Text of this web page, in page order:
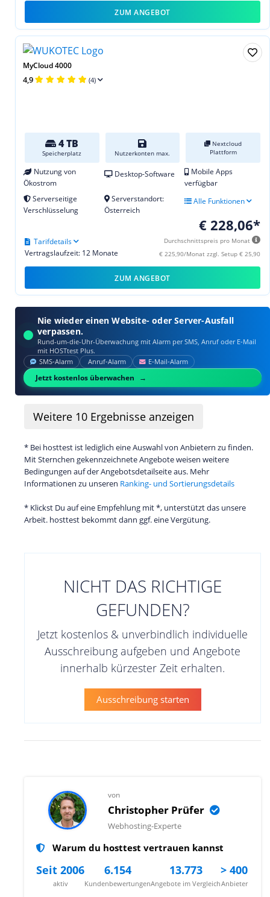
ZUM ANGEBOT
MyCloud 4000
4,9 (4)
4 TB
Speicherplatz Nutzerkonten max.
Nextcloud
Plattform
Nutzung von
Ökostrom
Desktop-Software
Mobile Apps
verfügbar
Serverseitige
Verschlüsselung
Serverstandort:
Österreich
Alle Funktionen
€ 228,06*
Durchschnittspreis pro Monat
€ 225,90/Monat zzgl. Setup € 25,90
Vertragslaufzeit: 12 Monate
Tarifdetails
ZUM ANGEBOT
Nie wieder einen Website- oder Server-Ausfall
verpassen.
Rund-um-die-Uhr-Überwachung mit Alarm per SMS, Anruf oder E‑Mail
mit HOSTtest Plus.
SMS‑Alarm Anruf‑Alarm E‑Mail‑Alarm
Jetzt kostenlos überwachen
Weitere 10 Ergebnisse anzeigen
* Bei hosttest ist lediglich eine Auswahl von Anbietern zu finden.
Mit Sternchen gekennzeichnete Angebote weisen weitere
Bedingungen auf der Angebotsdetailseite aus. Mehr
Informationen zu unseren Ranking- und Sortierungsdetails
* Klickst Du auf eine Empfehlung mit *, unterstützt das unsere
Arbeit. hosttest bekommt dann ggf. eine Vergütung.
NICHT DAS RICHTIGE
GEFUNDEN?
Jetzt kostenlos & unverbindlich individuelle
Ausschreibung aufgeben und Angebote
innerhalb kürzester Zeit erhalten.
Ausschreibung starten
von
Christopher Prüfer
Webhosting-Experte
Warum du hosttest vertrauen kannst
Seit 2006
aktiv
6.154
Kundenbewertungen
13.773
Angebote im Vergleich
> 400
Anbieter